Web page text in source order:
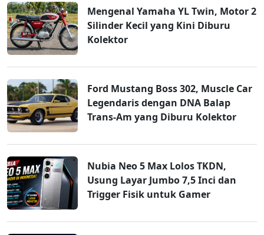
Mengenal Yamaha YL Twin, Motor 2
Silinder Kecil yang Kini Diburu
Kolektor
Ford Mustang Boss 302, Muscle Car
Legendaris dengan DNA Balap
Trans-Am yang Diburu Kolektor
Nubia Neo 5 Max Lolos TKDN,
Usung Layar Jumbo 7,5 Inci dan
Trigger Fisik untuk Gamer